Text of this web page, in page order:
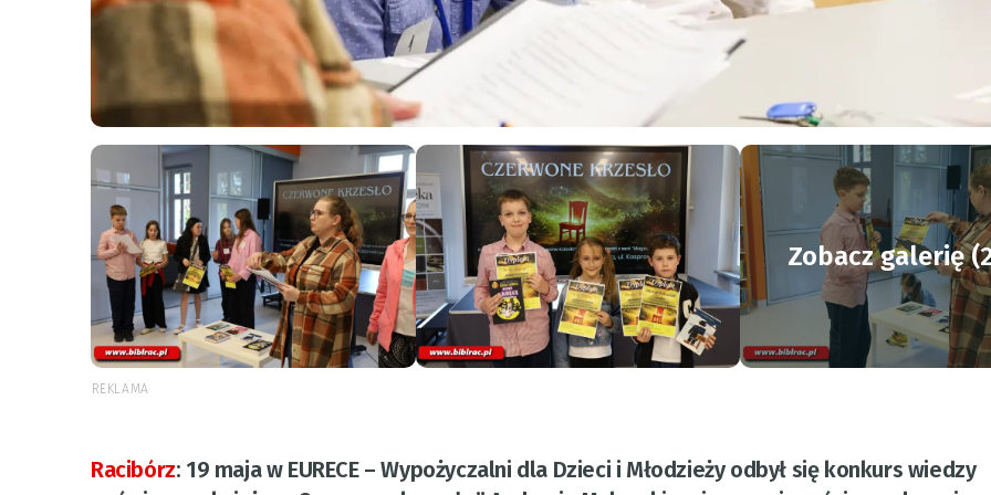
Zobacz galerię
REKLAMA
Racibórz: 19 maja w EURECE – Wypożyczalni dla Dzieci i Młodzieży odbył się konkurs wiedzy